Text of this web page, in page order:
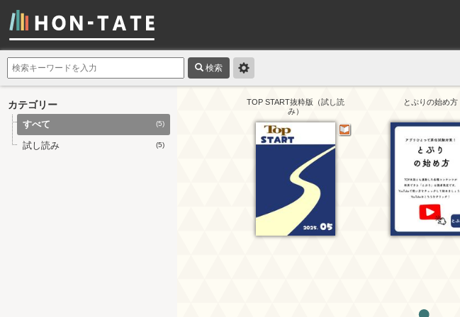
検索
カテゴリー
すべて (5)
試し読み (5)
TOP START抜粋版（試し読
み）
とぷりの始め方